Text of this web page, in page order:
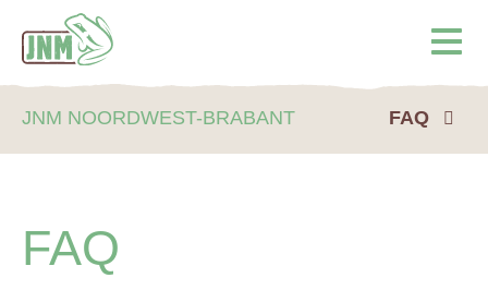
JNM NOORDWEST-BRABANT FAQ
FAQ